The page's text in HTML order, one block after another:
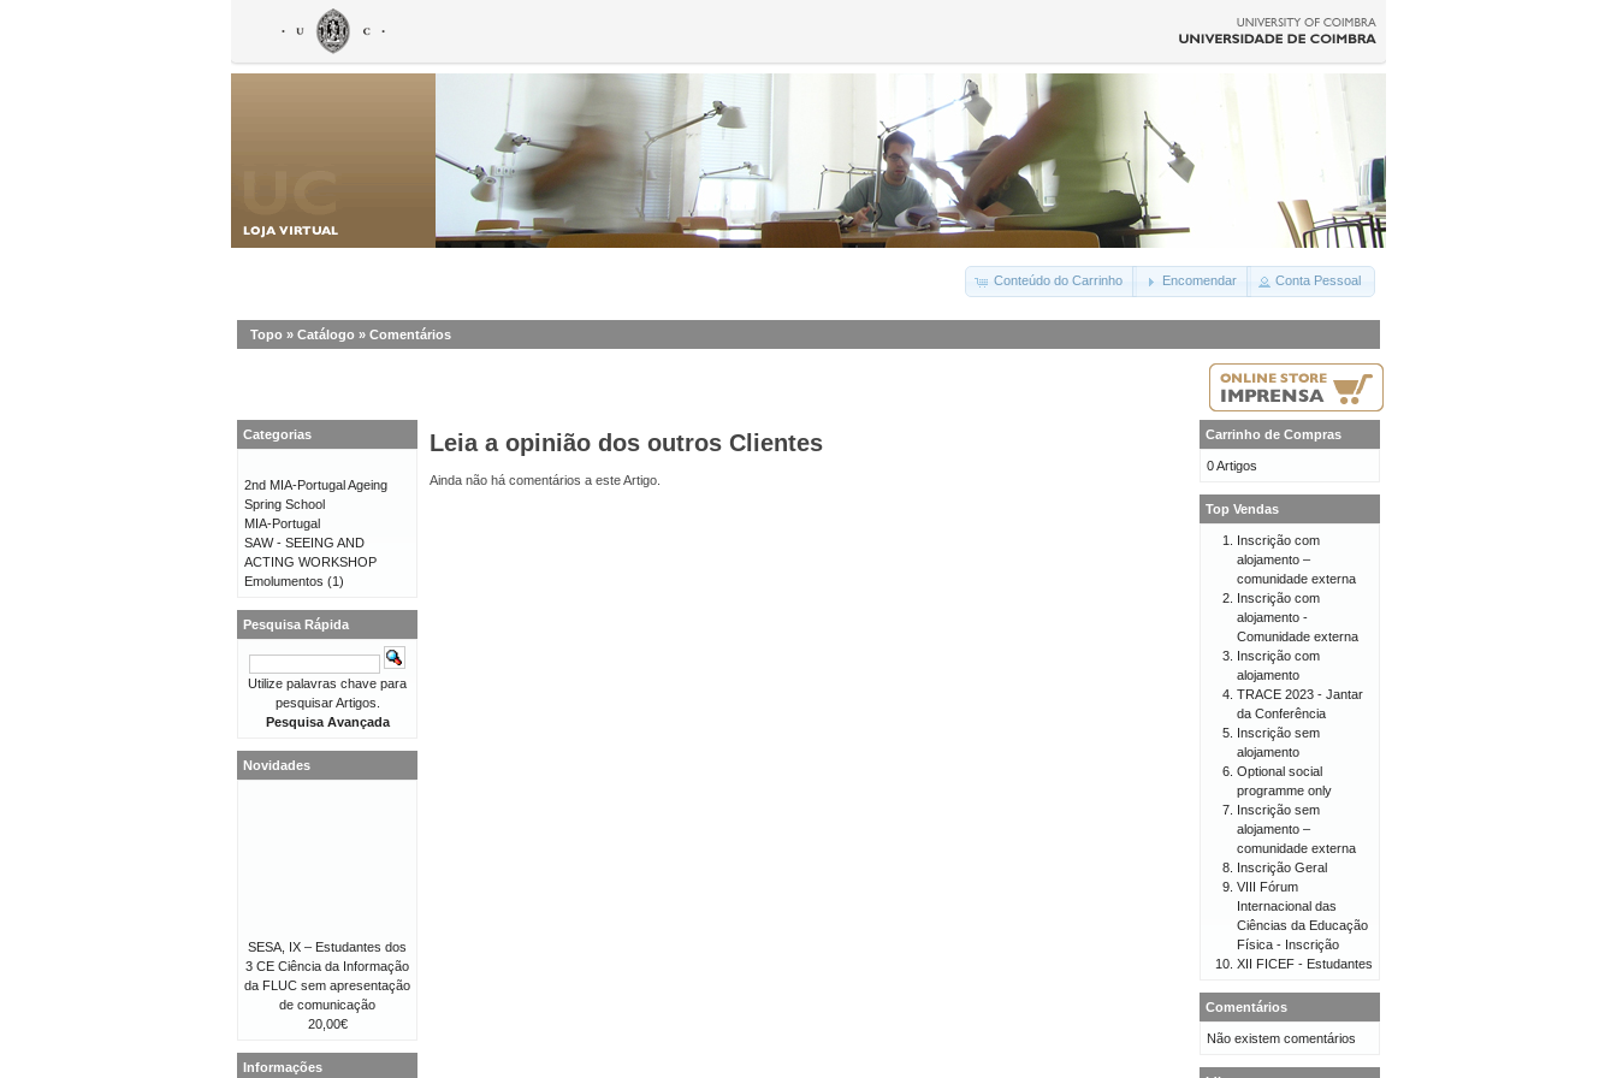
Conteúdo do Carrinho Encomendar Conta Pessoal
Topo » Catálogo » Comentários
Leia a opinião dos outros Clientes
Ainda não há comentários a este Artigo.
Categorias
2nd MIA-Portugal Ageing
Spring School
MIA-Portugal
SAW - SEEING AND
ACTING WORKSHOP
Emolumentos (1)
Pesquisa Rápida
Utilize palavras chave para
pesquisar Artigos.
Pesquisa Avançada
Novidades
SESA, IX – Estudantes dos
3 CE Ciência da Informação
da FLUC sem apresentação
de comunicação
20,00€
Informações
Carrinho de Compras
0 Artigos
Top Vendas
Inscrição com
alojamento –
comunidade externa
Inscrição com
alojamento -
Comunidade externa
Inscrição com
alojamento
TRACE 2023 - Jantar
da Conferência
Inscrição sem
alojamento
Optional social
programme only
Inscrição sem
alojamento –
comunidade externa
Inscrição Geral
VIII Fórum
Internacional das
Ciências da Educação
Física - Inscrição
XII FICEF - Estudantes
Comentários
Não existem comentários